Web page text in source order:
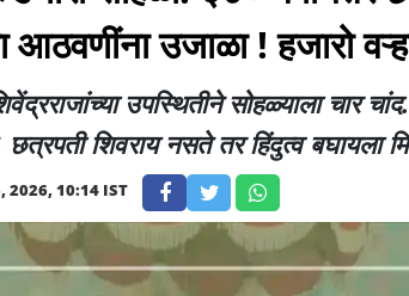
आठवणींना उजाळा ! हजारो
उपस्थितीने सोहळ्याला चार
छत्रपती शिवराय नसते तर हिंदुत्व बघायला
2026, 10:14 IST